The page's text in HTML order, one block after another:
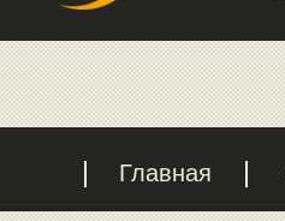
Главная